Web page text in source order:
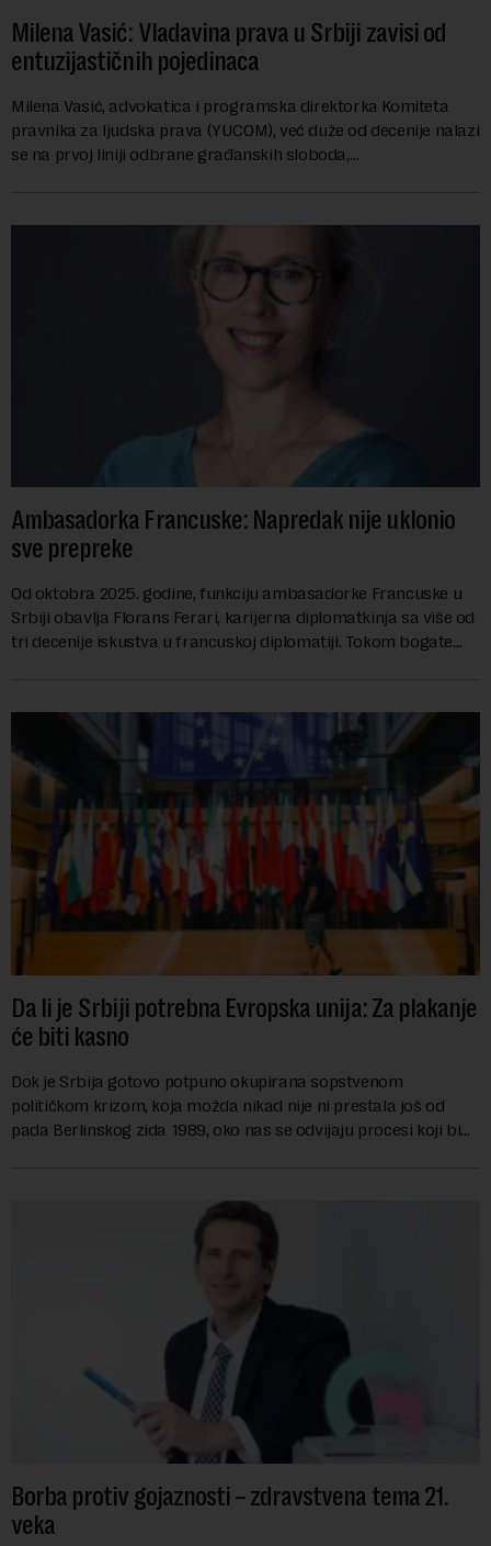
Milena Vasić: Vladavina prava u Srbiji zavisi od
entuzijastičnih pojedinaca
Milena Vasić, advokatica i programska direktorka Komiteta
pravnika za ljudska prava (YUCOM), već duže od decenije nalazi
se na prvoj liniji odbrane građanskih sloboda,
Ambasadorka Francuske: Napredak nije uklonio
sve prepreke
Od oktobra 2025. godine, funkciju ambasadorke Francuske u
Srbiji obavlja Florans Ferari, karijerna diplomatkinja sa više od
tri decenije iskustva u francuskoj diplomatiji. Tokom bogate
Da li je Srbiji potrebna Evropska unija: Za plakanje
će biti kasno
Dok je Srbija gotovo potpuno okupirana sopstvenom
političkom krizom, koja možda nikad nije ni prestala još od
pada Berlinskog zida 1989, oko nas se odvijaju procesi koji bi
Borba protiv gojaznosti – zdravstvena tema 21.
veka